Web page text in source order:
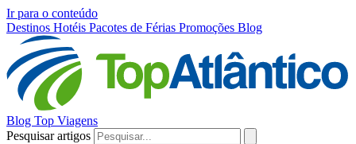
Ir para o conteúdo
Destinos Hotéis Pacotes de Férias Promoções Blog
Blog Top Viagens
Pesquisar artigos